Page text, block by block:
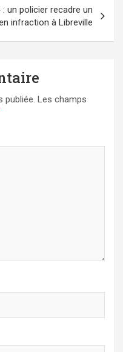
un policier recadre un
infraction à Libreville
publiée. Les champs